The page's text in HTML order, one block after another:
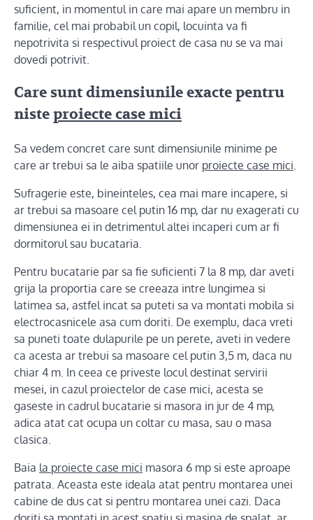
suficient, in momentul in care mai apare un membru in
familie, cel mai probabil un copil, locuinta va fi
nepotrivita si respectivul proiect de casa nu se va mai
dovedi potrivit.
Care sunt dimensiunile exacte pentru
nisteproiecte case mici
Sa vedem concret care sunt dimensiunile minime pe
care ar trebui sa le aiba spatiile unor proiecte case mici.
Sufragerie este, bineinteles, cea mai mare incapere, si
ar trebui sa masoare cel putin 16 mp, dar nu exagerati cu
dimensiunea ei in detrimentul altei incaperi cum ar fi
dormitorul sau bucataria.
Pentru bucatarie par sa fie suficienti 7 la 8 mp, dar aveti
grija la proportia care se creeaza intre lungimea si
latimea sa, astfel incat sa puteti sa va montati mobila si
electrocasnicele asa cum doriti. De exemplu, daca vreti
sa puneti toate dulapurile pe un perete, aveti in vedere
ca acesta ar trebui sa masoare cel putin 3,5 m, daca nu
chiar 4 m. In ceea ce priveste locul destinat servirii
mesei, in cazul proiectelor de case mici, acesta se
gaseste in cadrul bucatarie si masora in jur de 4 mp,
adica atat cat ocupa un coltar cu masa, sau o masa
clasica.
Baia la proiecte case mici masora 6 mp si este aproape
patrata. Aceasta este ideala atat pentru montarea unei
cabine de dus cat si pentru montarea unei cazi. Daca